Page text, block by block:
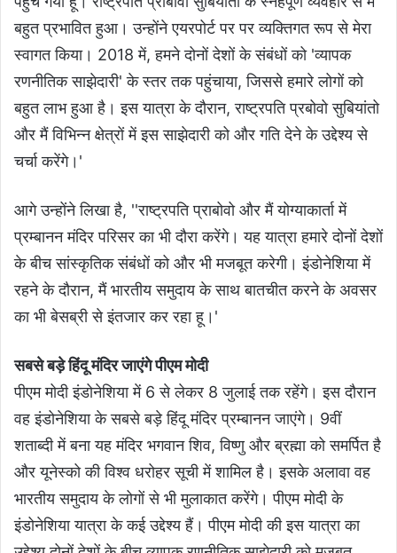
बहुत प्रभावित हुआ। उन्होंने एयरपोर्ट पर पर व्यक्तिगत रूप से मेरा
स्वागत किया। 2018 में, हमने दोनों देशों के संबंधों को 'व्यापक
रणनीतिक साझेदारी' के स्तर तक पहुंचाया, जिससे हमारे लोगों को
बहुत लाभ हुआ है। इस यात्रा के दौरान, राष्ट्रपति प्रबोवो सुबियांतो
और मैं विभिन्न क्षेत्रों में इस साझेदारी को और गति देने के उद्देश्य से
चर्चा करेंगे।'
आगे उन्होंने लिखा है, ''राष्ट्रपति प्राबोवो और मैं योग्याकार्ता में
प्रम्बानन मंदिर परिसर का भी दौरा करेंगे। यह यात्रा हमारे दोनों देशों
के बीच सांस्कृतिक संबंधों को और भी मजबूत करेगी। इंडोनेशिया में
रहने के दौरान, मैं भारतीय समुदाय के साथ बातचीत करने के अवसर
का भी बेसब्री से इंतजार कर रहा हू।'
सबसे बड़े हिंदू मंदिर जाएंगे पीएम मोदी
पीएम मोदी इंडोनेशिया में 6 से लेकर 8 जुलाई तक रहेंगे। इस दौरान
वह इंडोनेशिया के सबसे बड़े हिंदू मंदिर प्रम्बानन जाएंगे। 9वीं
शताब्दी में बना यह मंदिर भगवान शिव, विष्णु और ब्रह्मा को समर्पित है
और यूनेस्को की विश्व धरोहर सूची में शामिल है। इसके अलावा वह
भारतीय समुदाय के लोगों से भी मुलाकात करेंगे। पीएम मोदी के
इंडोनेशिया यात्रा के कई उद्देश्य हैं। पीएम मोदी की इस यात्रा का